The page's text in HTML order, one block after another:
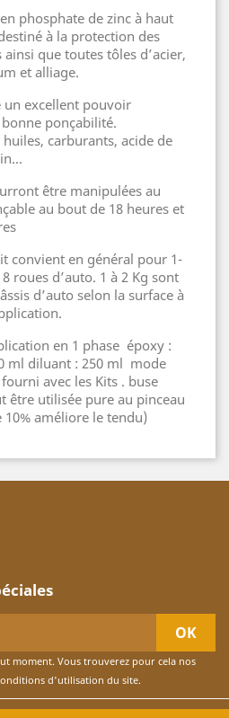
phosphate de zinc à haut
à la protection des
ainsi que toutes tôles d’acier,
et alliage.
un excellent pouvoir
ponçabilité.
carburants, acide de
être manipulées au
au bout de 18 heures et
convient en général pour 1-
roues d’auto. 1 à 2 Kg sont
d’auto selon la surface à
en 1 phase époxy :
ml diluant : 250 ml mode
avec les Kits . buse
être utilisée pure au pinceau
améliore le tendu)
moment. Vous trouverez pour cela nos
d'utilisation du site.